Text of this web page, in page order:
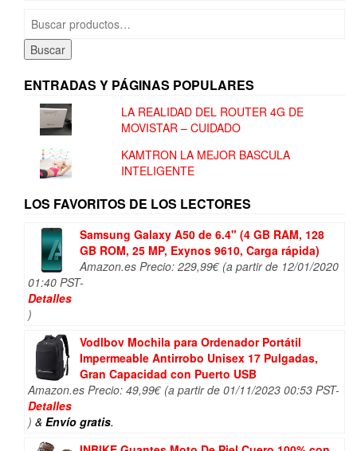
por:
Buscar
ENTRADAS Y PÁGINAS POPULARES
LA REALIDAD DEL ROUTER 4G DE
MOVISTAR – CUIDADO
KAMTRON LA MEJOR BASCULA
INTELIGENTE
LOS FAVORITOS DE LOS LECTORES
Samsung Galaxy A50 de 6.4" (4 GB RAM, 128
GB ROM, 25 MP, Exynos 9610, Carga rápida)
Amazon.es Precio: 229,99€ (a partir de 12/01/2020
01:40 PST-
Detalles
)
Vodlbov Mochila para Ordenador Portátil
Impermeable Antirrobo Unisex 17 Pulgadas,
Gran Capacidad con Puerto USB
Amazon.es Precio: 49,99€ (a partir de 01/11/2023 00:53 PST-
Detalles
) & Envío gratis.